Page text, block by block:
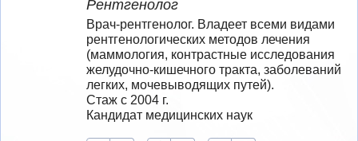
Рентгенолог
Врач-рентгенолог. Владеет всеми видами
рентгенологических методов лечения
(маммология, контрастные исследования
желудочно-кишечного тракта, заболеваний
легких, мочевыводящих путей).
Стаж с 2004 г.
Кандидат медицинских наук